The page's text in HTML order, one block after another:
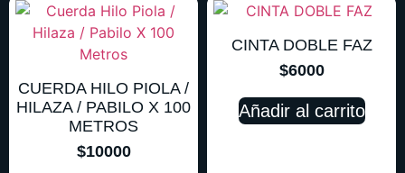
CUERDA HILO PIOLA /
HILAZA / PABILO X 100
METROS
$10000
CINTA DOBLE FAZ
$6000
Añadir al carrito